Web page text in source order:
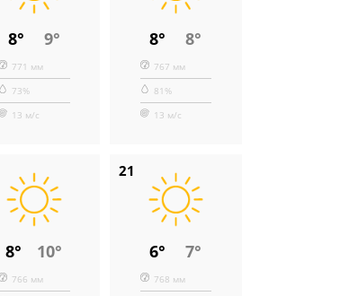
8° 9°
771 мм
73%
13 м/с
8° 8°
767 мм
81%
13 м/с
8° 10°
766 мм
21
6° 7°
768 мм